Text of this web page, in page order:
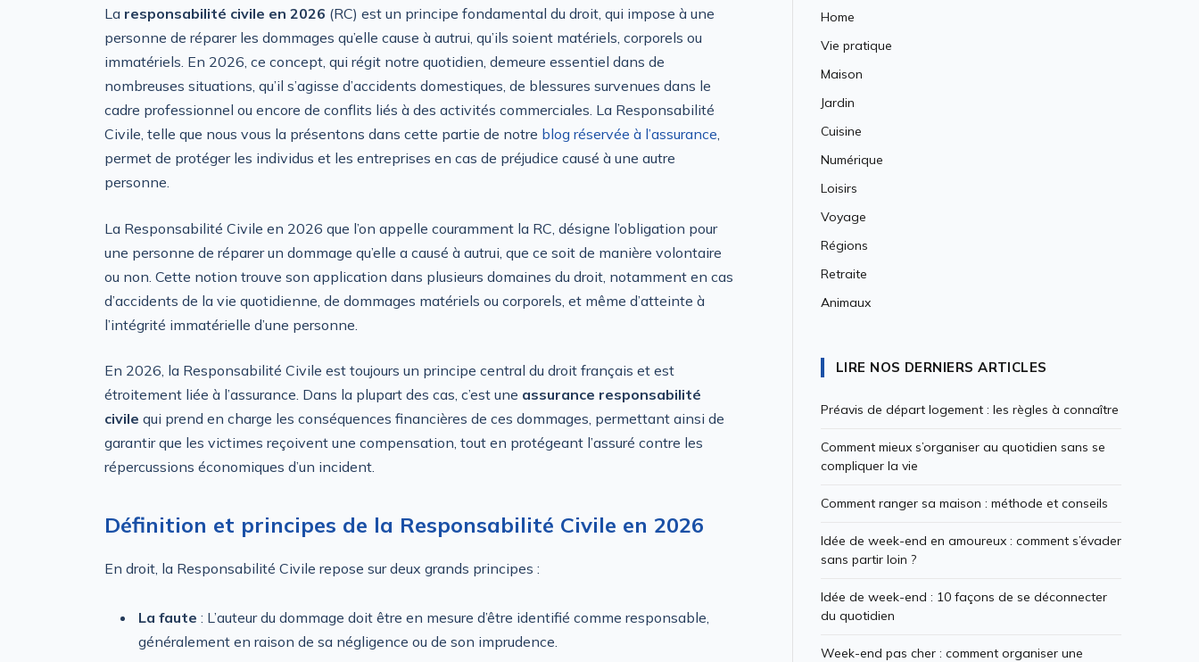
La responsabilité civile en 2026 (RC) est un principe fondamental du droit, qui impose à une
personne de réparer les dommages qu’elle cause à autrui, qu’ils soient matériels, corporels ou
immatériels. En 2026, ce concept, qui régit notre quotidien, demeure essentiel dans de
nombreuses situations, qu’il s’agisse d’accidents domestiques, de blessures survenues dans le
cadre professionnel ou encore de conflits liés à des activités commerciales. La Responsabilité
Civile, telle que nous vous la présentons dans cette partie de notre blog réservée à l’assurance,
permet de protéger les individus et les entreprises en cas de préjudice causé à une autre
personne.
La Responsabilité Civile en 2026 que l’on appelle couramment la RC, désigne l’obligation pour
une personne de réparer un dommage qu’elle a causé à autrui, que ce soit de manière volontaire
ou non. Cette notion trouve son application dans plusieurs domaines du droit, notamment en cas
d’accidents de la vie quotidienne, de dommages matériels ou corporels, et même d’atteinte à
l’intégrité immatérielle d’une personne.
En 2026, la Responsabilité Civile est toujours un principe central du droit français et est
étroitement liée à l’assurance. Dans la plupart des cas, c’est une assurance responsabilité
civile qui prend en charge les conséquences financières de ces dommages, permettant ainsi de
garantir que les victimes reçoivent une compensation, tout en protégeant l’assuré contre les
répercussions économiques d’un incident.
Définition et principes de la Responsabilité Civile en 2026
En droit, la Responsabilité Civile repose sur deux grands principes :
La faute : L’auteur du dommage doit être en mesure d’être identifié comme responsable,
généralement en raison de sa négligence ou de son imprudence.
Home
Vie pratique
Maison
Jardin
Cuisine
Numérique
Loisirs
Voyage
Régions
Retraite
Animaux
LIRE NOS DERNIERS ARTICLES
Préavis de départ logement : les règles à connaître
Comment mieux s’organiser au quotidien sans se
compliquer la vie
Comment ranger sa maison : méthode et conseils
Idée de week-end en amoureux : comment s’évader
sans partir loin ?
Idée de week-end : 10 façons de se déconnecter
du quotidien
Week-end pas cher : comment organiser une